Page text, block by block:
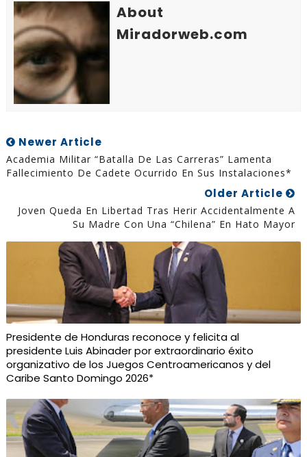
About
Miradorweb.com
Newer Article
Academia Militar “Batalla De Las Carreras” Lamenta
Fallecimiento De Cadete Ocurrido En Sus Instalaciones*
Older Article
Joven Queda En Libertad Tras Herir Accidentalmente A
Su Madre Con Una “chilena” En Hato Mayor
Presidente de Honduras reconoce y felicita al
presidente Luis Abinader por extraordinario éxito
organizativo de los Juegos Centroamericanos y del
Caribe Santo Domingo 2026*